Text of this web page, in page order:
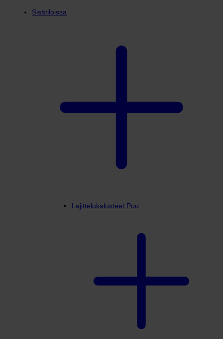
Sisätiloissa
Lajittelukalusteet Puu